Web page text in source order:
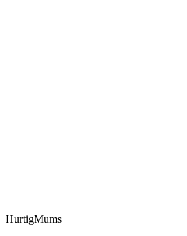
HurtigMums